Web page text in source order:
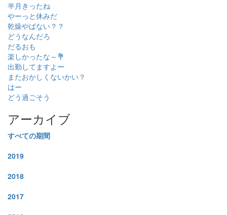
半月きったね
やーっと休みだ
乾燥やばない？？
どうなんだろ
だるおも
楽しかったな～💐
出勤してますよー
またおかしくないかい？
はー
どう過ごそう
アーカイブ
すべての期間
2019
2018
2017